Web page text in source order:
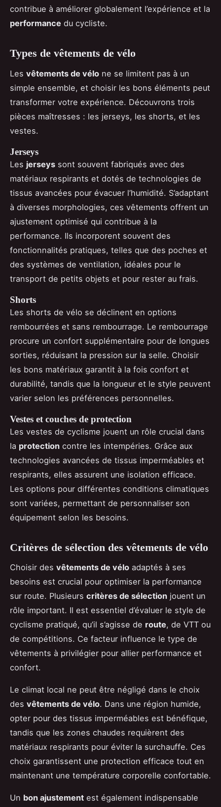
contribue à améliorer globalement l’expérience et la
performance du cycliste.
Types de vêtements de vélo
Les vêtements de vélo ne se limitent pas à un
simple ensemble, et choisir les bons éléments peut
transformer votre expérience. Découvrons trois
pièces maîtresses : les jerseys, les shorts, et les
vestes.
Jerseys
Les jerseys sont souvent fabriqués avec des
matériaux respirants et dotés de technologies de
tissus avancées pour évacuer l’humidité. S’adaptant
à diverses morphologies, ces vêtements offrent un
ajustement optimisé qui contribue à la
performance. Ils incorporent souvent des
fonctionnalités pratiques, telles que des poches et
des systèmes de ventilation, idéales pour le
transport de petits objets et pour rester au frais.
Shorts
Les shorts de vélo se déclinent en options
rembourrées et sans rembourrage. Le rembourrage
procure un confort supplémentaire pour de longues
sorties, réduisant la pression sur la selle. Choisir
les bons matériaux garantit à la fois confort et
durabilité, tandis que la longueur et le style peuvent
varier selon les préférences personnelles.
Vestes et couches de protection
Les vestes de cyclisme jouent un rôle crucial dans
la protection contre les intempéries. Grâce aux
technologies avancées de tissus imperméables et
respirants, elles assurent une isolation efficace.
Les options pour différentes conditions climatiques
sont variées, permettant de personnaliser son
équipement selon les besoins.
Critères de sélection des vêtements de vélo
Choisir des vêtements de vélo adaptés à ses
besoins est crucial pour optimiser la performance
sur route. Plusieurs critères de sélection jouent un
rôle important. Il est essentiel d’évaluer le style de
cyclisme pratiqué, qu’il s’agisse de route, de VTT ou
de compétitions. Ce facteur influence le type de
vêtements à privilégier pour allier performance et
confort.
Le climat local ne peut être négligé dans le choix
des vêtements de vélo. Dans une région humide,
opter pour des tissus imperméables est bénéfique,
tandis que les zones chaudes requièrent des
matériaux respirants pour éviter la surchauffe. Ces
choix garantissent une protection efficace tout en
maintenant une température corporelle confortable.
Un bon ajustement est également indispensable